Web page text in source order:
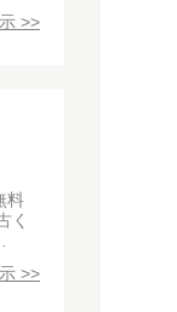
>>
料
く
>>